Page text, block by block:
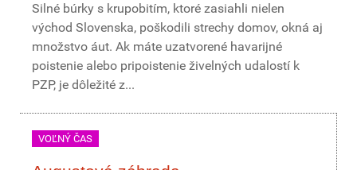
Silné búrky s krupobitím, ktoré zasiahli nielen
východ Slovenska, poškodili strechy domov, okná aj
množstvo áut. Ak máte uzatvorené havarijné
poistenie alebo pripoistenie živelných udalostí k
PZP, je dôležité z...
VOĽNÝ ČAS